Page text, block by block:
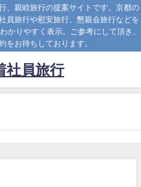
、親睦旅行の提案サイトです。京都の
員旅行や慰安旅行、懇親会旅行などを
かりやすく表示。ご参考にして頂き、
をお待ちしております。
社員旅行